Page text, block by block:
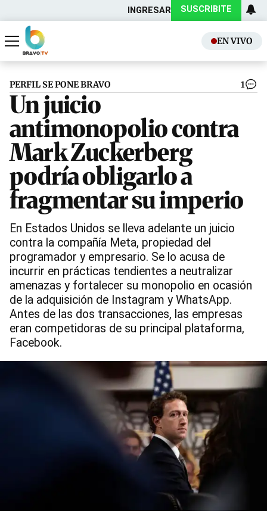
INGRESAR SUSCRIBITE
EN VIVO
Actualidad
Política
PERFIL SE PONE BRAVO 1
Un juicio
antimonopolio contra
Mark Zuckerberg
podría obligarlo a
fragmentar su imperio
En Estados Unidos se lleva adelante un juicio
contra la compañía Meta, propiedad del
programador y empresario. Se lo acusa de
incurrir en prácticas tendientes a neutralizar
amenazas y fortalecer su monopolio en ocasión
de la adquisición de Instagram y WhatsApp.
Antes de las dos transacciones, las empresas
eran competidoras de su principal plataforma,
Facebook.